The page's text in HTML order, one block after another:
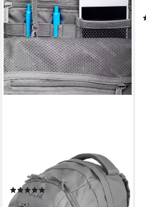
Schulrucksack Milo
ab 84,95 € UVP99,95 €